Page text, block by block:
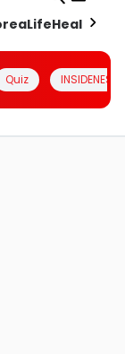
LifeHealth
Quiz INSIDENESIA